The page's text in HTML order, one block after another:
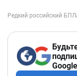
Google